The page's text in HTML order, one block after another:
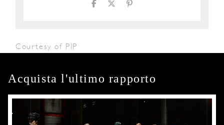
Courtesy of PIP
Acquista l'ultimo rapporto